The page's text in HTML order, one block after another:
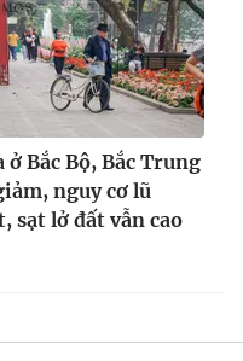
ở Bắc Bộ, Bắc Trung
nguy cơ lũ
sạt lở đất vẫn cao